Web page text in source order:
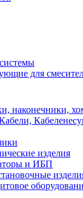
для
наконечники,
изделия
и ИБП